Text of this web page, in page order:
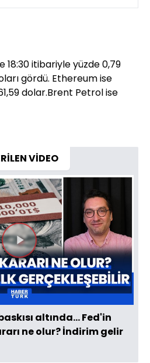
18:30 itibariyle yüzde 0,79
gördü. Ethereum ise
dolar.Brent Petrol ise
VİDEO
Videoyu
Oynat
altında... Fed'in
ne olur? İndirim gelir